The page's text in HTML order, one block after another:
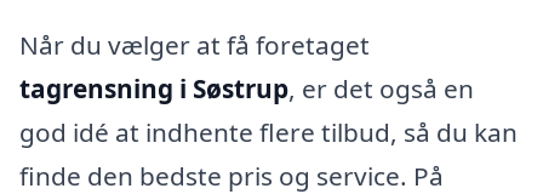
Når du vælger at få foretaget
tagrensning i Søstrup, er det også en
god idé at indhente flere tilbud, så du kan
finde den bedste pris og service. På